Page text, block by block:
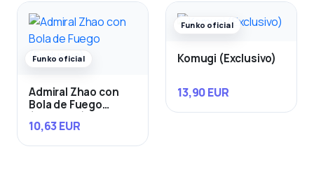
Funko oficial
Admiral Zhao con
Bola de Fuego
10,63 EUR
Funko oficial
Komugi (Exclusivo)
13,90 EUR